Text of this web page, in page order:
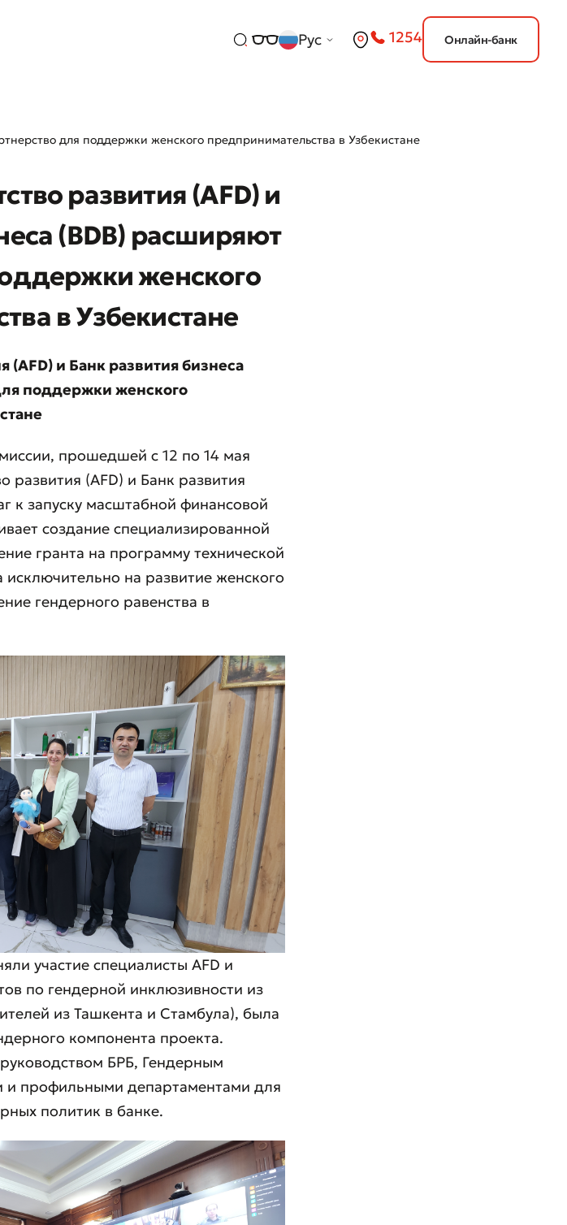
Рус 1254 Онлайн-банк
для поддержки женского предпринимательства в Узбекистане
развития (AFD) и
(BDB) расширяют
женского
в Узбекистане
(AFD) и Банк развития бизнеса
поддержки женского
прошедшей с 12 по 14 мая
развития (AFD) и Банк развития
к запуску масштабной финансовой
создание специализированной
гранта на программу технической
на развитие женского
гендерного равенства в
участие специалисты AFD и
по гендерной инклюзивности из
из Ташкента и Стамбула), была
компонента проекта.
БРБ, Гендерным
и профильными департаментами для
политик в банке.